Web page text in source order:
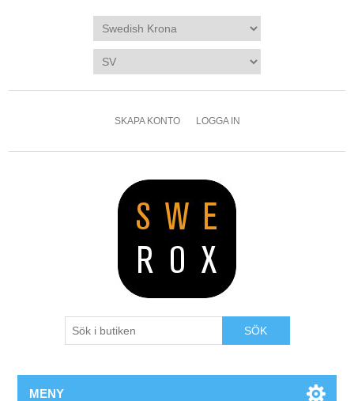
SKAPA KONTO LOGGA IN
SÖK
MENY